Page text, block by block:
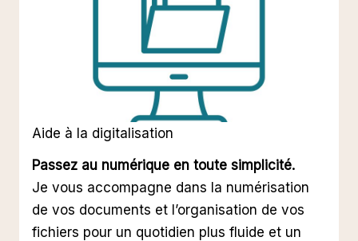
Aide à la digitalisation
Passez au numérique en toute simplicité.
Je vous accompagne dans la numérisation
de vos documents et l’organisation de vos
fichiers pour un quotidien plus fluide et un